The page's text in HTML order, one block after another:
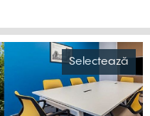
Selectează